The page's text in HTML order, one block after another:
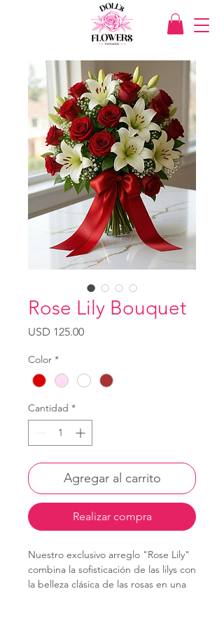
Rose Lily Bouquet
USD 125.00Precio
Color *
Cantidad *
Agregar al carrito
Realizar compra
Nuestro exclusivo arreglo "Rose Lily"
combina la sofisticación de las lilys con
la belleza clásica de las rosas en una